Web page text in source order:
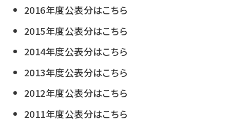
2016年度公表分はこちら
2015年度公表分はこちら
2014年度公表分はこちら
2013年度公表分はこちら
2012年度公表分はこちら
2011年度公表分はこちら